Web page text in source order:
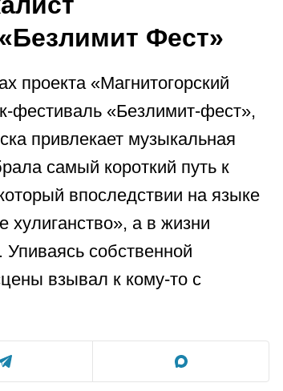
Фест»
проекта «Магнитогорский
фестиваль «Безлимит-фест»,
привлекает музыкальная
самый короткий путь к
впоследствии на языке
хулиганство», а в жизни
Упиваясь собственной
взывал к кому-то с